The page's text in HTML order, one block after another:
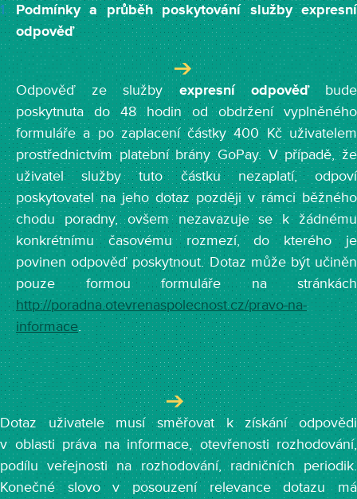
Podmínky a průběh poskytování služby expresní
odpověď
Odpověď ze službyexpresní odpověďbude
poskytnuta do 48 hodin od obdržení vyplněného
formuláře a po zaplacení částky 400 Kč uživatelem
prostřednictvím platební brány GoPay. V případě, že
uživatel služby tuto částku nezaplatí, odpoví
poskytovatel na jeho dotaz později v rámci běžného
chodu poradny, ovšem nezavazuje se k žádnému
konkrétnímu časovému rozmezí, do kterého je
povinen odpověď poskytnout. Dotaz může být učiněn
pouze formou formuláře na stránkách
http://poradna.otevrenaspolecnost.cz/pravo-na-
informace.
Dotaz uživatele musí směřovat k získání odpovědi
v oblasti práva na informace, otevřenosti rozhodování,
podílu veřejnosti na rozhodování, radničních periodik.
Konečné slovo v posouzení relevance dotazu má